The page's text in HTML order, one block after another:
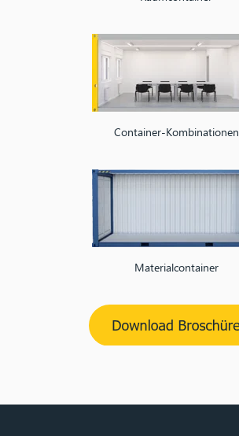
Container-Kombinationen
Materialcontainer